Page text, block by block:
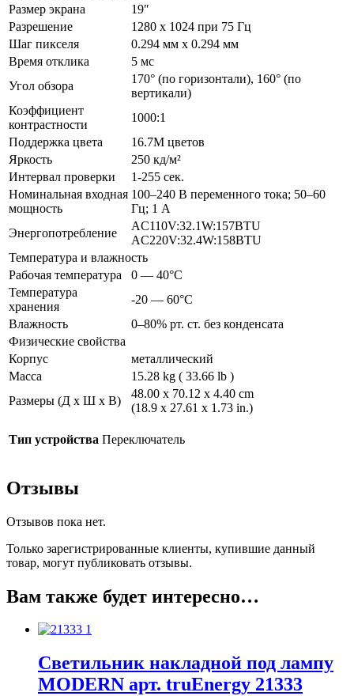
Размер экрана
19″
Разрешение
1280 x 1024 при 75 Гц
Шаг пикселя
0.294 мм x 0.294 мм
Время отклика
5 мс
Угол обзора
170° (по горизонтали), 160° (по
вертикали)
Коэффициент
контрастности
1000:1
Поддержка цвета
16.7M цветов
Яркость
250 кд/м²
Интервал проверки
1-255 сек.
Номинальная входная
мощность
100–240 В переменного тока; 50–60
Гц; 1 A
Энергопотребление
AC110V:32.1W:157BTU
AC220V:32.4W:158BTU
Температура и влажность
Рабочая температура
0 — 40°C
Температура
хранения
-20 — 60°C
Влажность
0–80% рт. ст. без конденсата
Физические свойства
Корпус
металлический
Масса
15.28 kg ( 33.66 lb )
Размеры (Д х Ш х В)
48.00 x 70.12 x 4.40 cm
(18.9 x 27.61 x 1.73 in.)
Тип устройства Переключатель
Отзывы
Отзывов пока нет.
Только зарегистрированные клиенты, купившие данный
товар, могут публиковать отзывы.
Вам также будет интересно…
Светильник накладной под лампу
MODERN арт. truEnergy 21333